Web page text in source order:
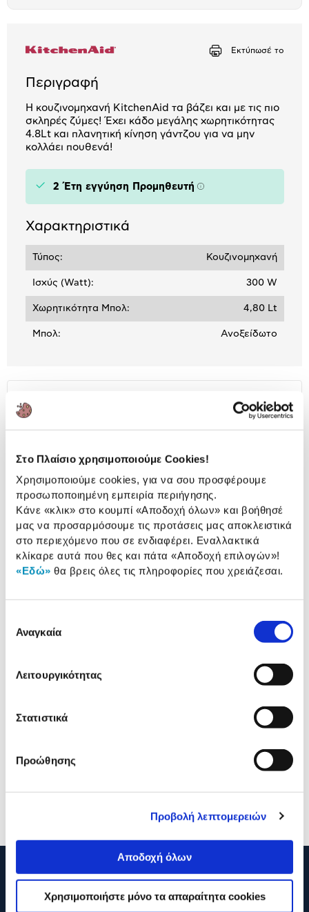
Στο Πλαίσιο χρησιμοποιούμε Cookies!
Χρησιμοποιούμε cookies, για να σου προσφέρουμε
προσωποποιημένη εμπειρία περιήγησης.
Κάνε «κλικ» στο κουμπί «Αποδοχή όλων» και βοήθησέ
μας να προσαρμόσουμε τις προτάσεις μας αποκλειστικά
στο περιεχόμενο που σε ενδιαφέρει. Εναλλακτικά
κλίκαρε αυτά που θες και πάτα «Αποδοχή επιλογών»!
«Εδώ» θα βρεις όλες τις πληροφορίες που χρειάζεσαι.
συγκατάθεσης
Αναγκαία
Λειτουργικότητας
Στατιστικά
Προώθησης
Προβολή λεπτομερειών
Αποδοχή όλων
Χρησιμοποιήστε μόνο τα απαραίτητα cookies
Εκτύπωσέ το
Περιγραφή
Η κουζινομηχανή KitchenAid τα βάζει και με τις πιο
σκληρές ζύμες! Έχει κάδο μεγάλης χωρητικότητας
4.8Lt και πλανητική κίνηση γάντζου για να μην
κολλάει πουθενά!
2 Έτη εγγύηση Προμηθευτή Πληροφορίες
Χαρακτηριστικά
Τύπος: Κουζινομηχανή
Ισχύς (Watt): 300 W
Χωρητικότητα Μπολ: 4,80 Lt
Μπολ: Ανοξείδωτο
Αναλυτική
παρουσίαση
Αναλυτική παρουσίαση
προϊόντος
Αξιολογήσεις
Αξιολογήσεις
Δες τι κλίκαραν όσοι είδαν το ίδιο
προϊόν με εσένα!
KitchenAid Κουζινομηχανή
619,00€
KitchenAid